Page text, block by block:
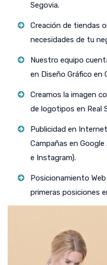
Segovia.
Creación de tiendas
necesidades de tu
Nuestro equipo
en Diseño Gráfico en
Creamos la imagen
de logotipos en Real
Publicidad en
Campañas en
e Instagram).
Posicionamiento
primeras posiciones